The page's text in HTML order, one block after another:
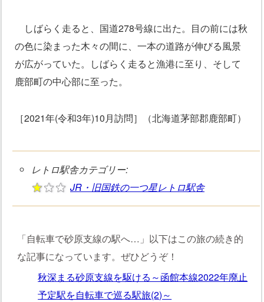
しばらく走ると、国道278号線に出た。目の前には秋
の色に染まった木々の間に、一本の道路が伸びる風景
が広がっていた。しばらく走ると漁港に至り、そして
鹿部町の中心部に至った。
［2021年(令和3年)10月訪問］（北海道茅部郡鹿部町）
レトロ駅舎カテゴリー:
JR・旧国鉄の一つ星レトロ駅舎
「自転車で砂原支線の駅へ…」以下はこの旅の続き的
な記事になっています。ぜひどうぞ！
秋深まる砂原支線を駆ける～函館本線2022年廃止
予定駅を自転車で巡る駅旅(2)～